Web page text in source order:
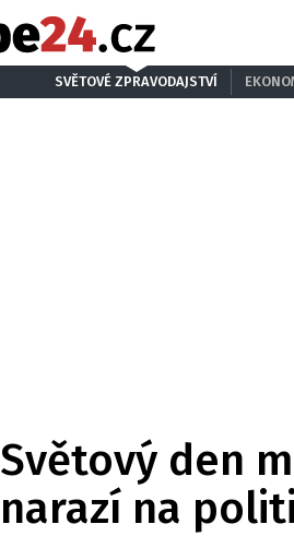
SVĚTOVÉ ZPRAVODAJSTVÍ
Světový den
narazí na